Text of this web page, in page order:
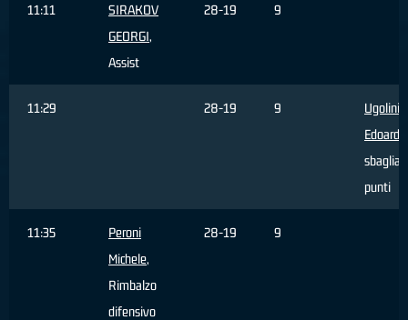
11:11
SIRAKOV
GEORGI,
Assist
28-19 9
11:29 28-19 9
Ugolini
Edoardo
punti
11:35
Peroni
Michele,
Rimbalzo
difensivo
28-19 9